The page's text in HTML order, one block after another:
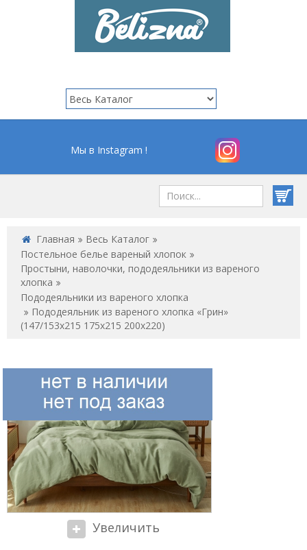
Мы в Instagram !
Главная
Весь Каталог
Постельное белье вареный хлопок
Простыни, наволочки, пододеяльники из вареного
хлопка
Пододеяльники из вареного хлопка
Пододеяльник из вареного хлопка «Грин»
(147/153х215 175х215 200х220)
Увеличить